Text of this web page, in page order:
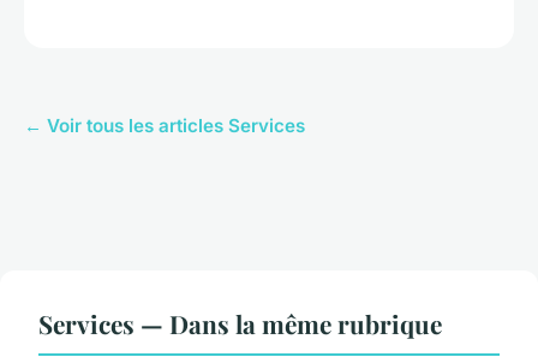
← Voir tous les articles Services
Services — Dans la même rubrique